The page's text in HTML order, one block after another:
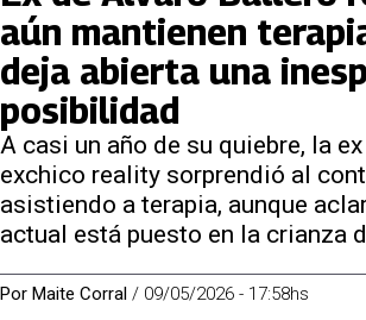
aún mantienen
deja abierta una
posibilidad
A casi un año de su quiebre, la
exchico reality sorprendió al
asistiendo a terapia, aunque
actual está puesto en la crianza
Por Maite Corral / 09/05/2026 - 17:58hs